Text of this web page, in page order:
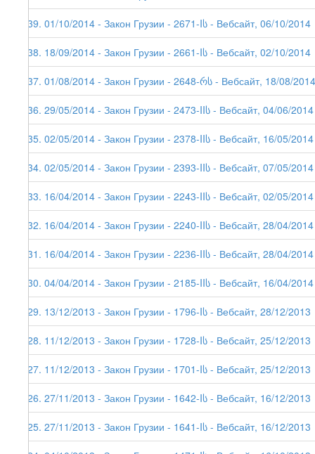
139. 01/10/2014 - Закон Грузии - 2671-Iს - Вебсайт, 06/10/2014
138. 18/09/2014 - Закон Грузии - 2661-Iს - Вебсайт, 02/10/2014
137. 01/08/2014 - Закон Грузии - 2648-რს - Вебсайт, 18/08/2014
136. 29/05/2014 - Закон Грузии - 2473-IIს - Вебсайт, 04/06/2014
135. 02/05/2014 - Закон Грузии - 2378-IIს - Вебсайт, 16/05/2014
134. 02/05/2014 - Закон Грузии - 2393-IIს - Вебсайт, 07/05/2014
133. 16/04/2014 - Закон Грузии - 2243-IIს - Вебсайт, 02/05/2014
132. 16/04/2014 - Закон Грузии - 2240-IIს - Вебсайт, 28/04/2014
131. 16/04/2014 - Закон Грузии - 2236-IIს - Вебсайт, 28/04/2014
130. 04/04/2014 - Закон Грузии - 2185-IIს - Вебсайт, 16/04/2014
129. 13/12/2013 - Закон Грузии - 1796-Iს - Вебсайт, 28/12/2013
128. 11/12/2013 - Закон Грузии - 1728-Iს - Вебсайт, 25/12/2013
127. 11/12/2013 - Закон Грузии - 1701-Iს - Вебсайт, 25/12/2013
126. 27/11/2013 - Закон Грузии - 1642-Iს - Вебсайт, 16/12/2013
125. 27/11/2013 - Закон Грузии - 1641-Iს - Вебсайт, 16/12/2013